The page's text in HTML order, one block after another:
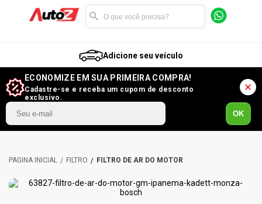
Adicione seu veículo
ECONOMIZE EM SUA PRIMEIRA COMPRA!
Cadastre-se e receba um cupom de desconto
exclusivo.
OK
FILTRO FILTRO DE AR DO MOTOR